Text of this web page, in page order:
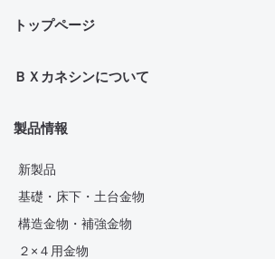
トップページ
ＢＸカネシンについて
製品情報
新製品
基礎・床下・土台金物
構造金物・補強金物
２×４用金物